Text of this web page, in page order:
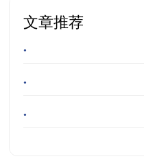
文章推荐
•
•
•